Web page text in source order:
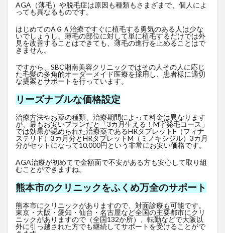
AGA（薄毛）や脱毛症は原因も種類もさまざまで、個人によ
っても異なるものです。
はじめてのAＧＡ治療ですぐに植毛する勇気のある人は少な
いでしょうし、薄毛の部位に対して単に植毛するだけでは外
見を改善することはできても、薄毛の進行を止めることはで
きません。
ですから、SBC湘南美容クリニックではその人その人に応じ
た毛髪の多角的オーダーメイド医療を採用し、患者様に適切
な提案とサポートを行っています。
リーズナブルな価格設定
治療方法やお薬の種類、治療期間によって料金は異なります
が、最もお安いプランだと「3カ月生える！M字発毛コース」
では効果が認められた治療薬であるHRタブレットF （フィナ
ステリド）3カ月分とHRタブレットM（ミノキシジル）3カ月
分がセットになって10,000円という非常にお安い価格です。
AGA治療が初めてで金額面で不安がある方も安心して取り組
むことができますね。
熊本市のクリニックをふくめ万全のサポート
熊本市にクリニックがありますので、対面診療も可能です。
東京・大阪・愛知・仙台・名古屋など全国の主要都市にクリ
ニックがありますので（全国132か所）、転勤などで大阪以
外に引っ越された方でも継続してサポートを受けることがで